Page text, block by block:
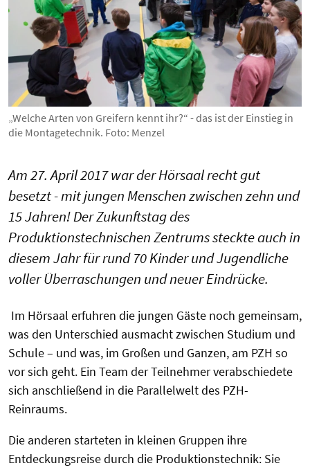
„Welche Arten von Greifern kennt ihr?“ - das ist der Einstieg in
die Montagetechnik. Foto: Menzel
Am 27. April 2017 war der Hörsaal recht gut
besetzt - mit jungen Menschen zwischen zehn und
15 Jahren! Der Zukunftstag des
Produktionstechnischen Zentrums steckte auch in
diesem Jahr für rund 70 Kinder und Jugendliche
voller Überraschungen und neuer Eindrücke.
Im Hörsaal erfuhren die jungen Gäste noch gemeinsam,
was den Unterschied ausmacht zwischen Studium und
Schule – und was, im Großen und Ganzen, am PZH so
vor sich geht. Ein Team der Teilnehmer verabschiedete
sich anschließend in die Parallelwelt des PZH-
Reinraums.
Die anderen starteten in kleinen Gruppen ihre
Entdeckungsreise durch die Produktionstechnik: Sie